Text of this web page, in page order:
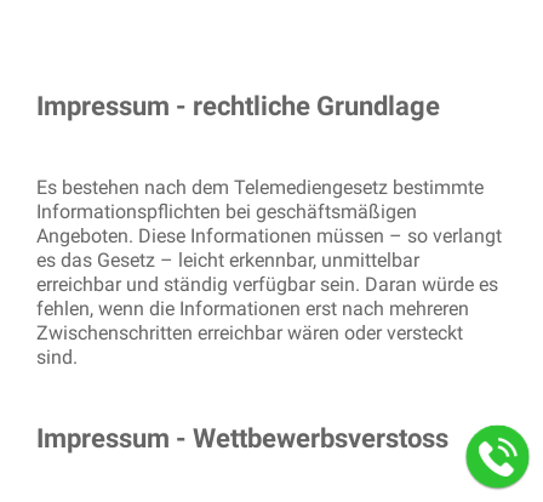
Impressum - rechtliche Grundlage
Es bestehen nach dem Telemediengesetz bestimmte
Informationspflichten bei geschäftsmäßigen
Angeboten. Diese Informationen müssen – so verlangt
es das Gesetz – leicht erkennbar, unmittelbar
erreichbar und ständig verfügbar sein. Daran würde es
fehlen, wenn die Informationen erst nach mehreren
Zwischenschritten erreichbar wären oder versteckt
sind.
Impressum - Wettbewerbsverstoss